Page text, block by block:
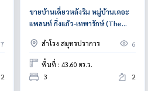
7
2
ขายบ้านเดี่ยวหลังริม หมู่บ้านเดอะ
แพลนท์ กิ่งแก้ว-เทพารักษ์ (The
สมุทรปราการ
สำโรง สมุทรปราการ 6
พื้นที่ : 43.60 ตร.ว.
3 2